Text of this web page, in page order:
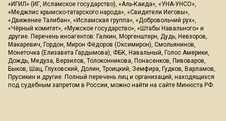
«ИГИЛ» (ИГ, Исламское государство), «Аль-Каида», «УНА-УНСО»,
«Меджлис крымско-татарского народа», «Свидетели Иеговы»,
«Движение Талибан», «Исламская группа», «Добровольчий рух»,
«Чёрный комитет», «Мужское государство», «Штабы Навального» и
другие. Перечень иноагентов: Галкин, Моргенштерн, Дудь, Невзоров,
Макаревич, Гордон, Мирон Фёдоров (Оксимирон), Смольянинов,
Монеточка (Елизавета Гардымова), ФБК, Навальный, Голос Америки,
Дождь, Медуза, Верзилов, Толоконникова, Понасенков, Пивоваров,
Быков, Шац, Глуховский, Долин, Троицкий, Земфира, Гудков, Варламов,
Прусикин и другие. Полный перечень лиц и организаций, находящихся
под судебным запретом в России, можно найти на сайте Минюста РФ.